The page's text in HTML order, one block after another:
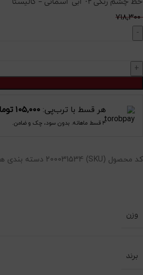
خط چشم رنگی ۰۲ آبی آسمانی – کالیستا
۷۱۸,۳۰۰
هر قسط با ترب‌پی: ۱۰۵,۰۰۰
۴ قسط ماهانه. بدون سود، چک و ضامن.
کد محصول (SKU) 200031534 دسته بندی
وزن
برند